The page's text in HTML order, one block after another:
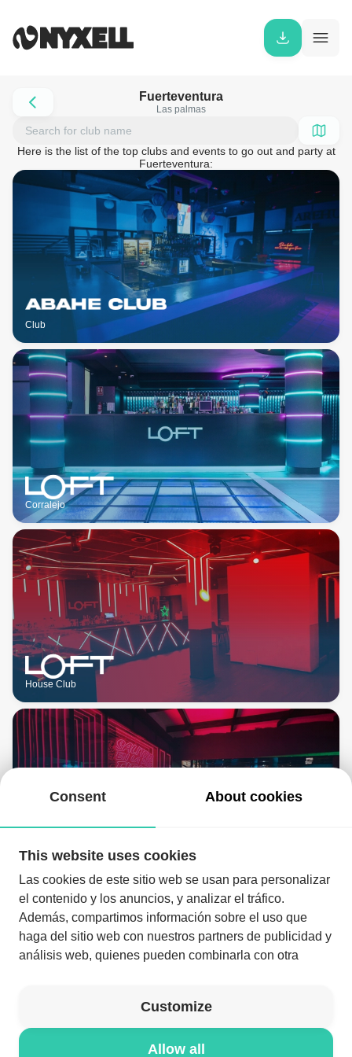
Fuerteventura
Las palmas
Here is the list of the top clubs and events to go out and party at
Fuerteventura:
Club
Corralejo
House Club
Revolucionando las noches de Jandía
© NYXELL 2026
Consent About cookies
This website uses cookies
Las cookies de este sitio web se usan para personalizar
el contenido y los anuncios, y analizar el tráfico.
Además, compartimos información sobre el uso que
haga del sitio web con nuestros partners de publicidad y
análisis web, quienes pueden combinarla con otra
Allow all
Customize